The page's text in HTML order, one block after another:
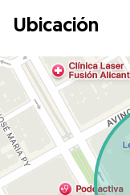
Ubicación